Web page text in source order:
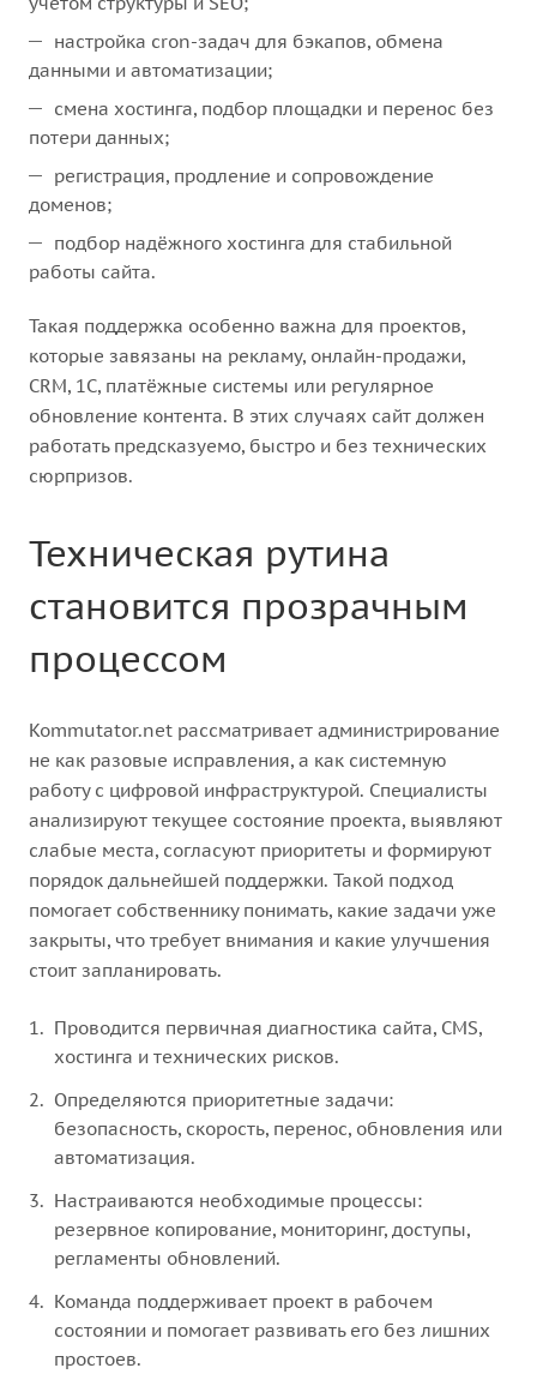
настройка cron-задач для бэкапов, обмена
данными и автоматизации;
смена хостинга, подбор площадки и перенос без
потери данных;
регистрация, продление и сопровождение
доменов;
подбор надёжного хостинга для стабильной
работы сайта.
Такая поддержка особенно важна для проектов,
которые завязаны на рекламу, онлайн-продажи,
CRM, 1С, платёжные системы или регулярное
обновление контента. В этих случаях сайт должен
работать предсказуемо, быстро и без технических
сюрпризов.
Техническая рутина
становится прозрачным
процессом
Kommutator.net рассматривает администрирование
не как разовые исправления, а как системную
работу с цифровой инфраструктурой. Специалисты
анализируют текущее состояние проекта, выявляют
слабые места, согласуют приоритеты и формируют
порядок дальнейшей поддержки. Такой подход
помогает собственнику понимать, какие задачи уже
закрыты, что требует внимания и какие улучшения
стоит запланировать.
Проводится первичная диагностика сайта, CMS,
хостинга и технических рисков.
Определяются приоритетные задачи:
безопасность, скорость, перенос, обновления или
автоматизация.
Настраиваются необходимые процессы:
резервное копирование, мониторинг, доступы,
регламенты обновлений.
Команда поддерживает проект в рабочем
состоянии и помогает развивать его без лишних
простоев.